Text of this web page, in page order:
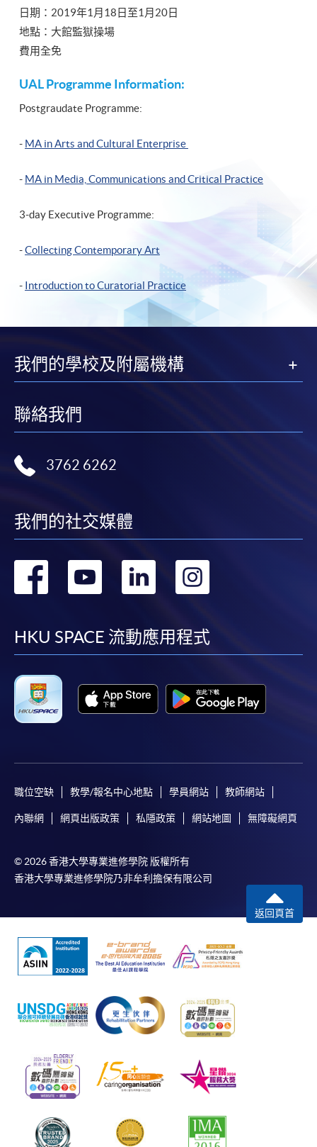
日期：2019年1月18日至1月20日
地點：大館監獄操場
費用全免
UAL Programme Information:
Postgraudate Programme:
- MA in Arts and Cultural Enterprise
- MA in Media, Communications and Critical Practice
3-day Executive Programme:
-Collecting Contemporary Art
- Introduction to Curatorial Practice
我們的學校及附屬機構
聯絡我們
3762 6262
我們的社交媒體
轉
facebook
轉
youtube
轉
linkedin
HKU SPACE 流動應用程式
職位空缺 教學/報名中心地點 學員網站 教師網站
內聯網 網頁出版政策 私隱政策 網站地圖 無障礙網頁
© 2026 香港大學專業進修學院 版權所有
香港大學專業進修學院乃非牟利擔保有限公司
返回頁首